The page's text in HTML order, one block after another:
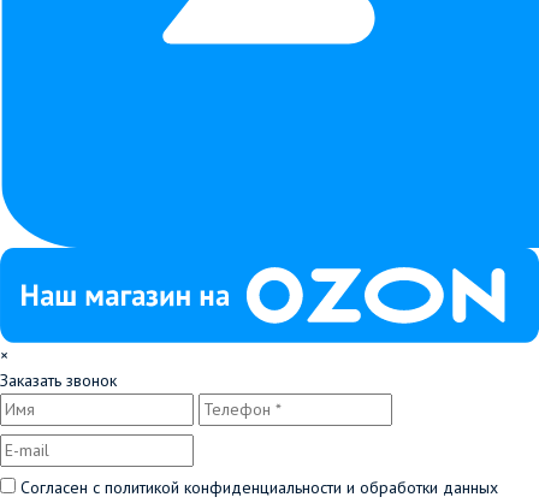
×
Заказать звонок
Согласен с политикой конфиденциальности и обработки данных